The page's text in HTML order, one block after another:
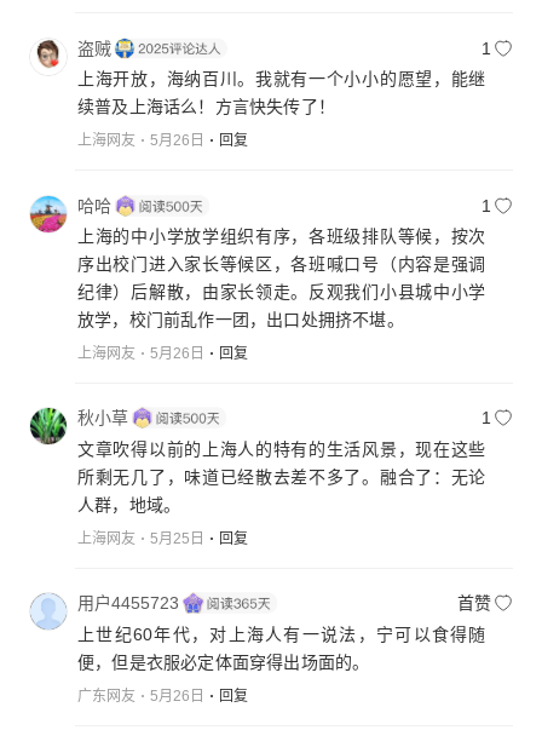
随之而来的
是不断提升的老百姓生活的舒适度
盗贼
1
上海开放，海纳百川。我就有一个小小的愿望，能继
续普及上海话么！方言快失传了！
上海网友 5月26日 回复
哈哈
1
上海的中小学放学组织有序，各班级排队等候，按次
序出校门进入家长等候区，各班喊口号（内容是强调
纪律）后解散，由家长领走。反观我们小县城中小学
放学，校门前乱作一团，出口处拥挤不堪。
上海网友 5月26日 回复
秋小草
1
文章吹得以前的上海人的特有的生活风景，现在这些
所剩无几了，味道已经散去差不多了。融合了：无论
人群，地域。
上海网友 5月25日 回复
用户4455723
首赞
上世纪60年代，对上海人有一说法，宁可以食得随
便，但是衣服必定体面穿得出场面的。
广东网友 5月26日 回复